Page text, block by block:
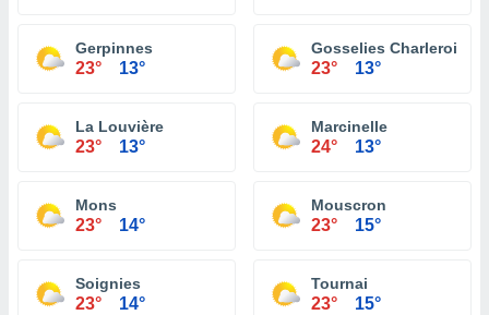
Gerpinnes
23° 13°
Gosselies Charleroi
23° 13°
La Louvière
23° 13°
Marcinelle
24° 13°
Mons
23° 14°
Mouscron
23° 15°
Soignies
23° 14°
Tournai
23° 15°